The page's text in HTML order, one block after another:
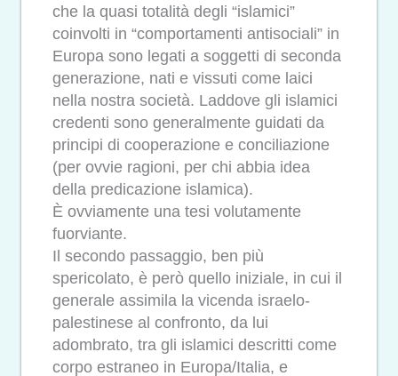
che la quasi totalità degli “islamici”
coinvolti in “comportamenti antisociali” in
Europa sono legati a soggetti di seconda
generazione, nati e vissuti come laici
nella nostra società. Laddove gli islamici
credenti sono generalmente guidati da
principi di cooperazione e conciliazione
(per ovvie ragioni, per chi abbia idea
della predicazione islamica).
È ovviamente una tesi volutamente
fuorviante.
Il secondo passaggio, ben più
spericolato, è però quello iniziale, in cui il
generale assimila la vicenda israelo-
palestinese al confronto, da lui
adombrato, tra gli islamici descritti come
corpo estraneo in Europa/Italia, e